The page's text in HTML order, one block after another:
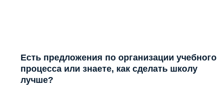
Есть предложения по организации учебного
процесса или знаете, как сделать школу
лучше?